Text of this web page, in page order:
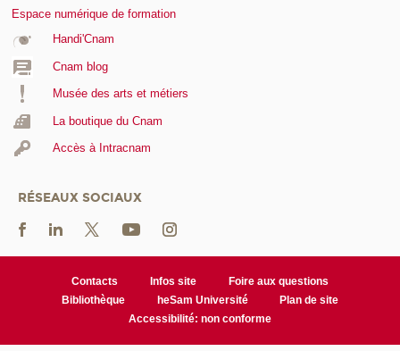
Espace numérique de formation
Handi'Cnam
Cnam blog
Musée des arts et métiers
La boutique du Cnam
Accès à Intracnam
RÉSEAUX SOCIAUX
Contacts Infos site
Foire aux questions
Bibliothèque
heSam Université
Plan de site
Accessibilité: non conforme